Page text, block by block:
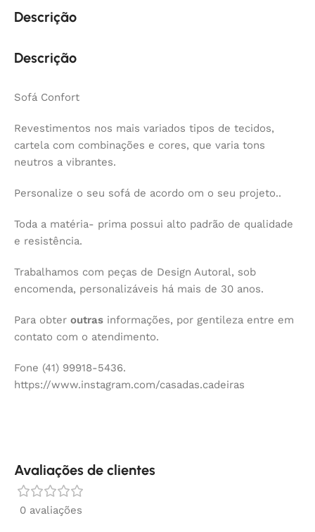
Descrição
Descrição
Sofá Confort
Revestimentos nos mais variados tipos de tecidos,
cartela com combinações e cores, que varia tons
neutros a vibrantes.
Personalize o seu sofá de acordo om o seu projeto..
Toda a matéria- prima possui alto padrão de qualidade
e resistência.
Trabalhamos com peças de Design Autoral, sob
encomenda, personalizáveis há mais de 30 anos.
Para obter outras informações, por gentileza entre em
contato com o atendimento.
Fone (41) 99918-5436.
https://www.instagram.com/casadas.cadeiras
Avaliações de clientes
0 avaliações